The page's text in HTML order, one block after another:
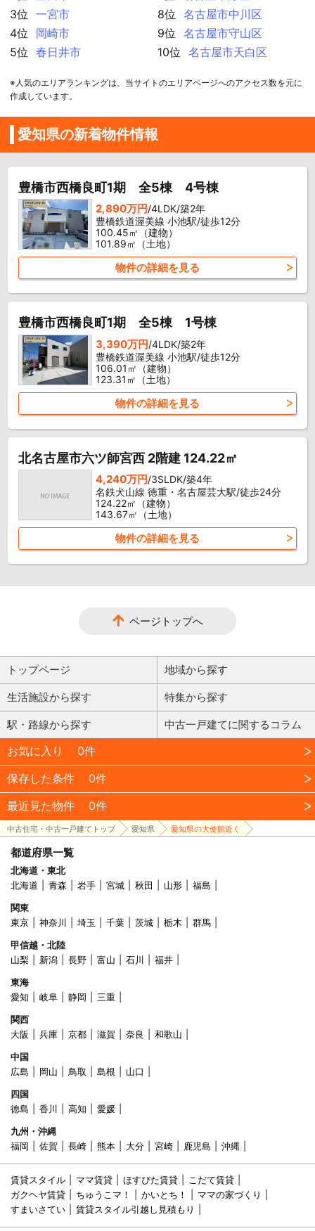
3位
一宮市
4位
岡崎市
5位
春日井市
8位
名古屋市中川区
9位
名古屋市守山区
10位
名古屋市天白区
※人気のエリアランキングは、当サイトのエリアページへのアクセス数を元に
作成しています。
愛知県の新着物件情報
豊橋市西橋良町1期 全5棟 4号棟
2,890万円/4LDK/築2年
豊橋鉄道渥美線 小池駅/徒歩12分
100.45㎡（建物）
101.89㎡（土地）
物件の詳細を見る
豊橋市西橋良町1期 全5棟 1号棟
3,390万円/4LDK/築2年
豊橋鉄道渥美線 小池駅/徒歩12分
106.01㎡（建物）
123.31㎡（土地）
物件の詳細を見る
北名古屋市六ツ師宮西 2階建 124.22㎡
4,240万円/3SLDK/築4年
名鉄犬山線 徳重・名古屋芸大駅/徒歩24分
124.22㎡（建物）
143.67㎡（土地）
物件の詳細を見る
ページトップへ
トップページ 地域から探す
生活施設から探す 特集から探す
駅・路線から探す 中古一戸建てに関するコラム
お気に入り
0件
保存した条件
0件
最近見た物件
0件
中古住宅・中古一戸建てトップ 愛知県 愛知県の大使館近く
都道府県一覧
北海道・東北
北海道
青森 岩手 宮城 秋田 山形
福島
関東
東京
神奈川 埼玉 千葉 茨城 栃木
群馬
甲信越・北陸
山梨
新潟 長野 富山 石川
福井
東海
愛知
岐阜 静岡
三重
関西
大阪
兵庫 京都 滋賀 奈良
和歌山
中国
広島
岡山 鳥取 島根
山口
四国
徳島
香川 高知
愛媛
九州・沖縄
福岡
佐賀 長崎 熊本 大分 宮崎 鹿児島 沖縄
賃貸スタイル ママ賃貸 ほすぴた賃貸
こだて賃貸
ガクヘヤ賃貸
ちゅうこマ！ かいとち！
ママの家づくり
すまいさてい
賃貸スタイル引越し見積もり